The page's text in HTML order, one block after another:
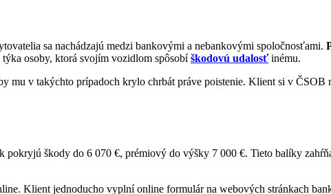
sa nachádzajú medzi bankovými a nebankovými spoločnosťami.
osoby, ktorá svojím vozidlom spôsobíškodovú udalosťinému.
mu v takýchto prípadoch krylo chrbát práve poistenie. Klient si v ČSOB
škody do 6 070 €, prémiový do výšky 7 000 €. Tieto balíky
Klient jednoducho vyplní online formulár na webových stránkach